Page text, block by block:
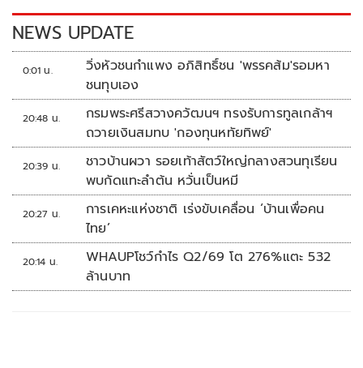
k k
NEWS UPDATE
0:01 น.
วิ่งหัวชนกำแพง อภิสิทธิ์ชน 'พรรคส้ม'รอมหา
ชนทุบเอง
20:48 น.
กรมพระศรีสวางควัฒนฯ ทรงรับการทูลเกล้าฯ
ถวายเงินสมทบ 'กองทุนหทัยทิพย์'
20:39 น.
ชาวบ้านผวา รอยเท้าสัตว์ใหญ่กลางสวนทุเรียน
พบกัดแทะลำต้น หวั่นเป็นหมี
20:27 น.
การเคหะแห่งชาติ เร่งขับเคลื่อน ‘บ้านเพื่อคน
ไทย’
20:14 น.
WHAUPโชว์กำไร Q2/69 โต 276%แตะ 532
ล้านบาท